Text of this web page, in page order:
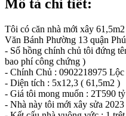
Mô tả chi tiết:
Tôi có căn nhà mới xây
Văn Bánh Phường 13 quận
- Sổ hồng chính chủ tôi đứng
bao phí công chứng )
- Chính Chủ : 0902218975 Lộc
- Diện tích : 5x12,3 ( 61,5m2 )
- Giá tôi mong muốn : 2T590
- Nhà này tôi mới xây sửa